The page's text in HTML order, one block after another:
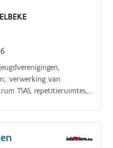
verwerking van
TSAS, repetitieruimtes,